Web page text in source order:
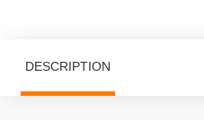
DESCRIPTION